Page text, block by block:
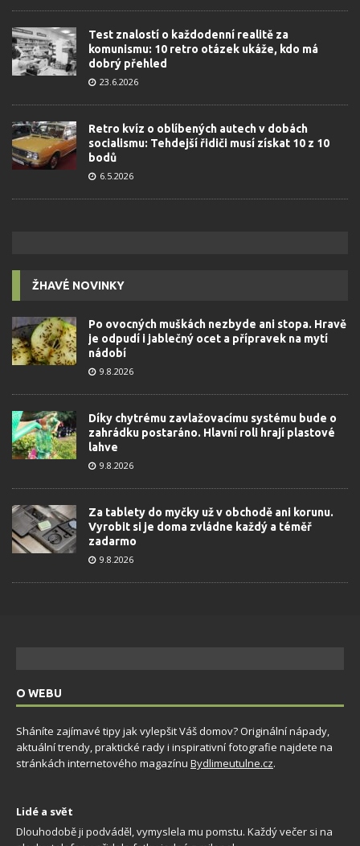
Test znalostí o každodenní realitě za
komunismu: 10 retro otázek ukáže, kdo má
dobrý přehled
23.6.2026
Retro kvíz o oblíbených autech v dobách
socialismu: Tehdejší řidiči musí získat 10 z 10
bodů
6.5.2026
ŽHAVÉ NOVINKY
Po ovocných muškách nezbyde ani stopa. Hravě
je odpudí i jablečný ocet a přípravek na mytí
nádobí
9.8.2026
Díky chytrému zavlažovacímu systému bude o
zahrádku postaráno. Hlavní roli hrají plastové
lahve
9.8.2026
Za tablety do myčky už v obchodě ani korunu.
Vyrobit si je doma zvládne každý a téměř
zadarmo
9.8.2026
O WEBU
Sháníte zajímavé tipy jak vylepšit Váš domov? Originální nápady,
aktuální trendy, praktické rady i inspirativní fotografie najdete na
stránkách internetového magazínu Bydlimeutulne.cz.
Lidé a svět
Dlouhodobě ji podváděl, vymyslela mu pomstu. Každý večer si na